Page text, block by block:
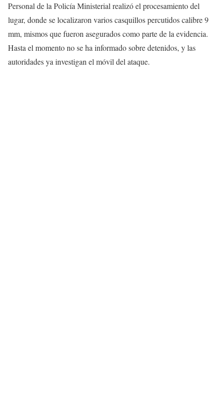
Personal de la Policía Ministerial realizó el procesamiento del
lugar, donde se localizaron varios casquillos percutidos calibre 9
mm, mismos que fueron asegurados como parte de la evidencia.
Hasta el momento no se ha informado sobre detenidos, y las
autoridades ya investigan el móvil del ataque.